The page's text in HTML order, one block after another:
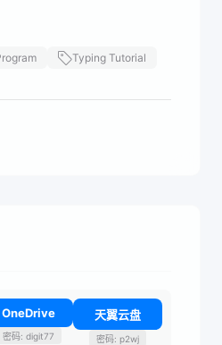
Typing Tutorial
OneDrive
密码: digit77
天翼云盘
密码: p2wj